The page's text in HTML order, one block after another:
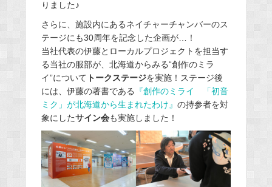
りました♪
さらに、施設内にあるネイチャーチャンバーのス
テージにも30周年を記念した企画が…！
当社代表の伊藤とローカルプロジェクトを担当す
る当社の服部が、北海道からみる“創作のミラ
イ”について トークステージを実施！ステージ後
には、伊藤の著書である 『創作のミライ 「初音
ミク」が北海道から生まれたわけ』 の持参者を対
象にしたサイン会も実施しました！